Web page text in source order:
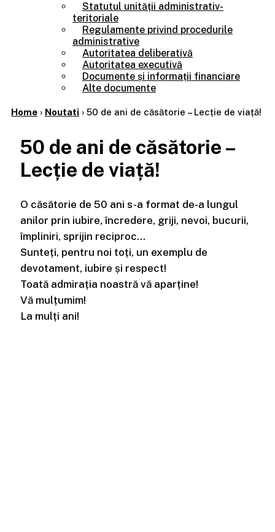
Statutul unității administrativ-
teritoriale
Regulamente privind procedurile
administrative
Autoritatea deliberativă
Autoritatea executivă
Documente și informații financiare
Alte documente
Home › Noutati › 50 de ani de căsătorie – Lecție de viață!
50 de ani de căsătorie –
Lecție de viață!
O căsătorie de 50 ani s-a format de-a lungul
anilor prin iubire, încredere, griji, nevoi, bucurii,
împliniri, sprijin reciproc…
Sunteți, pentru noi toți, un exemplu de
devotament, iubire și respect!
Toată admirația noastră vă aparține!
Vă mulțumim!
La mulți ani!